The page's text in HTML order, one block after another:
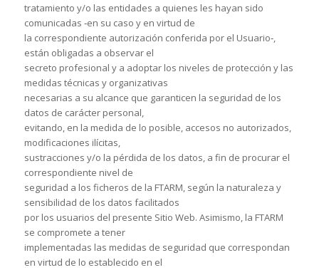
tratamiento y/o las entidades a quienes les hayan sido
comunicadas ‐en su caso y en virtud de
la correspondiente autorización conferida por el Usuario‐,
están obligadas a observar el
secreto profesional y a adoptar los niveles de protección y las
medidas técnicas y organizativas
necesarias a su alcance que garanticen la seguridad de los
datos de carácter personal,
evitando, en la medida de lo posible, accesos no autorizados,
modificaciones ilícitas,
sustracciones y/o la pérdida de los datos, a fin de procurar el
correspondiente nivel de
seguridad a los ficheros de la FTARM, según la naturaleza y
sensibilidad de los datos facilitados
por los usuarios del presente Sitio Web. Asimismo, la FTARM
se compromete a tener
implementadas las medidas de seguridad que correspondan
en virtud de lo establecido en el